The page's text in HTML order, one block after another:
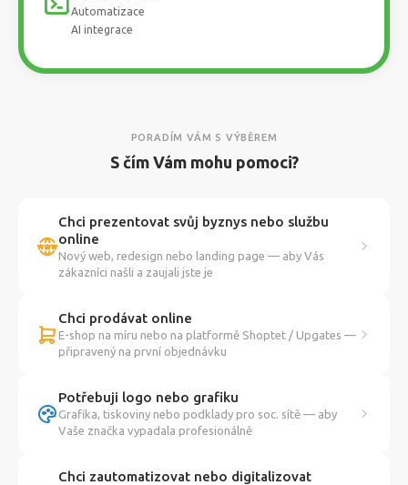
Automatizace
AI integrace
PORADÍM VÁM S VÝBĚREM
S čím Vám mohu pomoci?
Chci prezentovat svůj byznys nebo službu
online
Nový web, redesign nebo landing page — aby Vás
zákazníci našli a zaujali jste je
Chci prodávat online
E-shop na míru nebo na platformě Shoptet / Upgates —
připravený na první objednávku
Potřebuji logo nebo grafiku
Grafika, tiskoviny nebo podklady pro soc. sítě — aby
Vaše značka vypadala profesionálně
Chci zautomatizovat nebo digitalizovat